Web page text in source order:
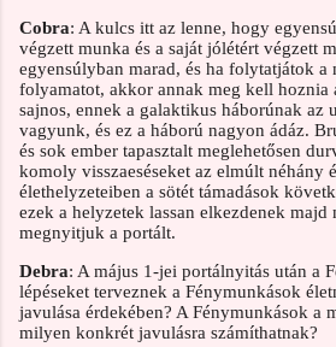
Cobra: A kulcs itt az lenne, hogy
végzett munka és a saját jólétért végzett
egyensúlyban marad, és ha folytatjátok a
folyamatot, akkor annak meg kell hoznia
sajnos, ennek a galaktikus háborúnak az
vagyunk, és ez a háború nagyon ádáz.
és sok ember tapasztalt meglehetősen
komoly visszaeséseket az elmúlt néhány
élethelyzeteiben a sötét támadások
ezek a helyzetek lassan elkezdenek
megnyitjuk a portált.
Debra: A május 1-jei portálnyitás után a
lépéseket terveznek a Fénymunkások
javulása érdekében? A Fénymunkások a
milyen konkrét javulásra számíthatnak?